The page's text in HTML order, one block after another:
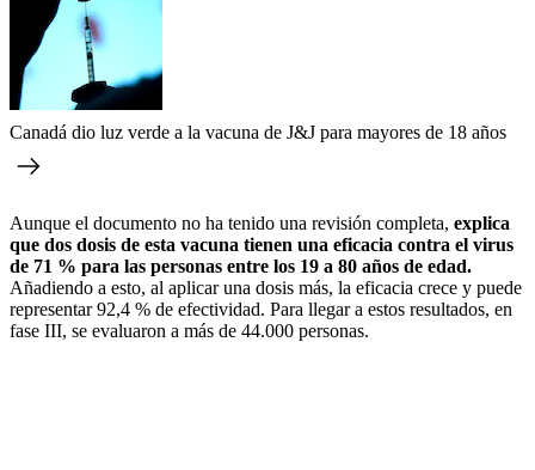
Canadá dio luz verde a la vacuna de J&J para mayores de 18 años
Aunque el documento no ha tenido una revisión completa, explica
que dos dosis de esta vacuna tienen una eficacia contra el virus
de 71 % para las personas entre los 19 a 80 años de edad.
Añadiendo a esto, al aplicar una dosis más, la eficacia crece y puede
representar 92,4 % de efectividad. Para llegar a estos resultados, en
fase III, se evaluaron a más de 44.000 personas.